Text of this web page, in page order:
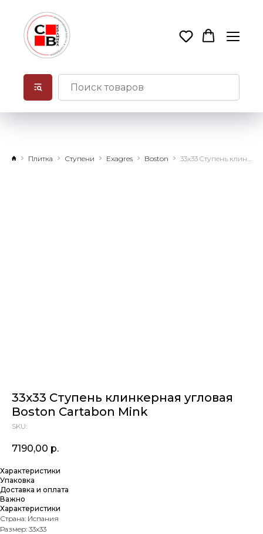
Плитка Ступени Exagres Boston
33х33 Cтупень клинкерная угловая
Boston Cartabon Mink
SKU:
7190,00 р.
Характеристики
Упаковка
Доставка и оплата
Важно
Характеристики
Страна: Испания
Размер: 33х33